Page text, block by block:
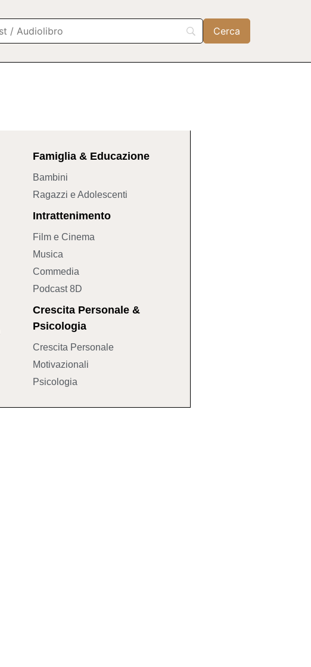
Famiglia & Educazione
Bambini
Ragazzi e Adolescenti
Intrattenimento
Film e Cinema
Musica
Commedia
Podcast 8D
Crescita Personale &
Psicologia
Crescita Personale
Motivazionali
Psicologia